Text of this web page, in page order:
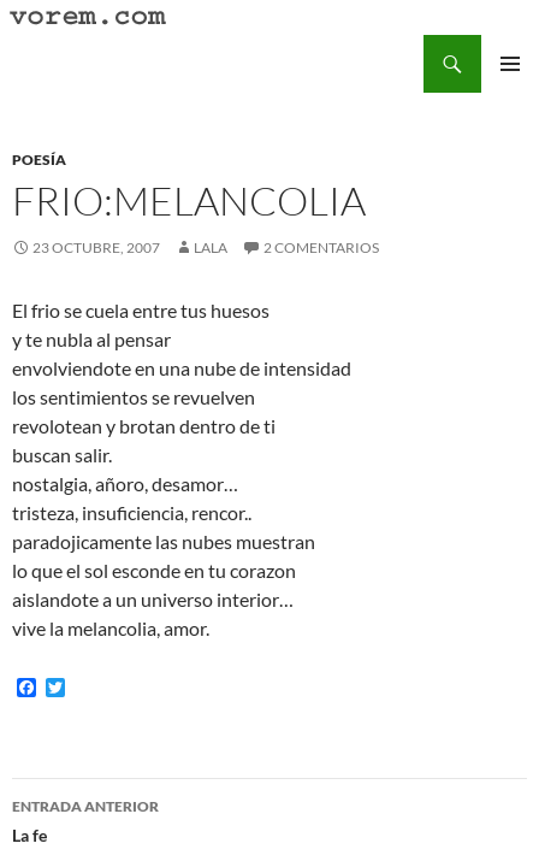
Saltar
POESÍA
FRIO:MELANCOLIA
23 OCTUBRE, 2007 LALA 2 COMENTARIOS
El frio se cuela entre tus huesos
y te nubla al pensar
envolviendote en una nube de intensidad
los sentimientos se revuelven
revolotean y brotan dentro de ti
buscan salir.
nostalgia, añoro, desamor…
tristeza, insuficiencia, rencor..
paradojicamente las nubes muestran
lo que el sol esconde en tu corazon
aislandote a un universo interior…
vive la melancolia, amor.
F
o
o
e
r
Navegación
de
ENTRADA ANTERIOR
La fe